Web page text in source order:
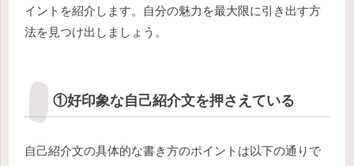
イントを紹介します。自分の魅力を最大限に引き出す方
法を見つけ出しましょう。
①好印象な自己紹介文を押さえている
自己紹介文の具体的な書き方のポイントは以下の通りで